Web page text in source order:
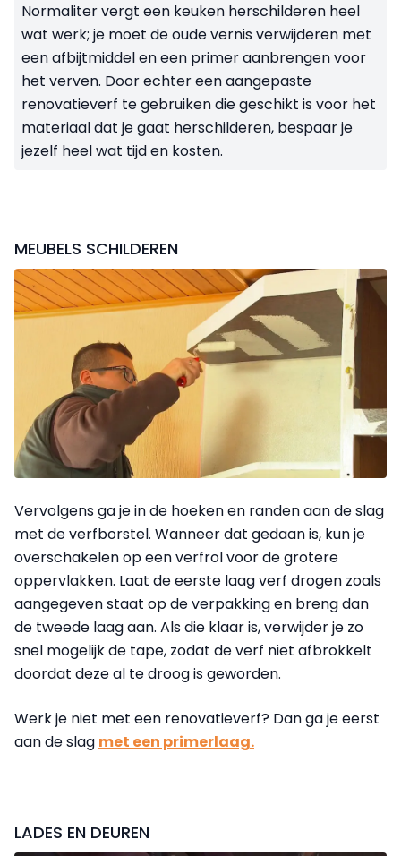
Normaliter vergt een keuken herschilderen heel
wat werk; je moet de oude vernis verwijderen met
een afbijtmiddel en een primer aanbrengen voor
het verven. Door echter een aangepaste
renovatieverf te gebruiken die geschikt is voor het
materiaal dat je gaat herschilderen, bespaar je
jezelf heel wat tijd en kosten.
MEUBELS SCHILDEREN
Vervolgens ga je in de hoeken en randen aan de slag
met de verfborstel. Wanneer dat gedaan is, kun je
overschakelen op een verfrol voor de grotere
oppervlakken. Laat de eerste laag verf drogen zoals
aangegeven staat op de verpakking en breng dan
de tweede laag aan. Als die klaar is, verwijder je zo
snel mogelijk de tape, zodat de verf niet afbrokkelt
doordat deze al te droog is geworden.
Werk je niet met een renovatieverf? Dan ga je eerst
aan de slag met een primerlaag.
LADES EN DEUREN